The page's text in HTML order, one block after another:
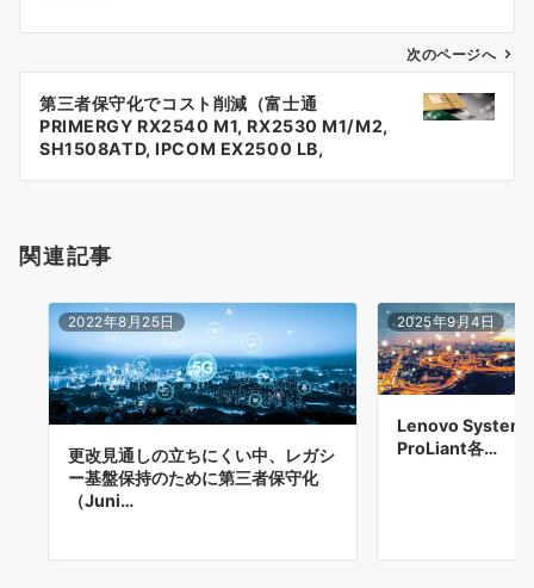
ゲ
ー
シ
ン
次のページへ
第三者保守化でコスト削減（富士通
PRIMERGY RX2540 M1, RX2530 M1/M2,
SH1508ATD, IPCOM EX2500 LB,
関連記事
2022年8月25日
更改見通しの立ちにくい中、レガシ
ー基盤保持のために第三者保守化
（Juni…
2025年9月4日
Lenovo System
ProLiant各…